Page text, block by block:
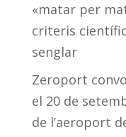
«matar per
criteris
senglar
Zeroport
el 20 de
de l’aeroport